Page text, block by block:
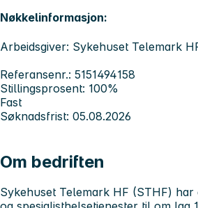
Nøkkelinformasjon:
Arbeidsgiver: Sykehuset Telemark
Referansenr.: 5151494158
Stillingsprosent: 100%
Fast
Søknadsfrist: 05.08.2026
Om bedriften
Sykehuset Telemark HF (STHF)